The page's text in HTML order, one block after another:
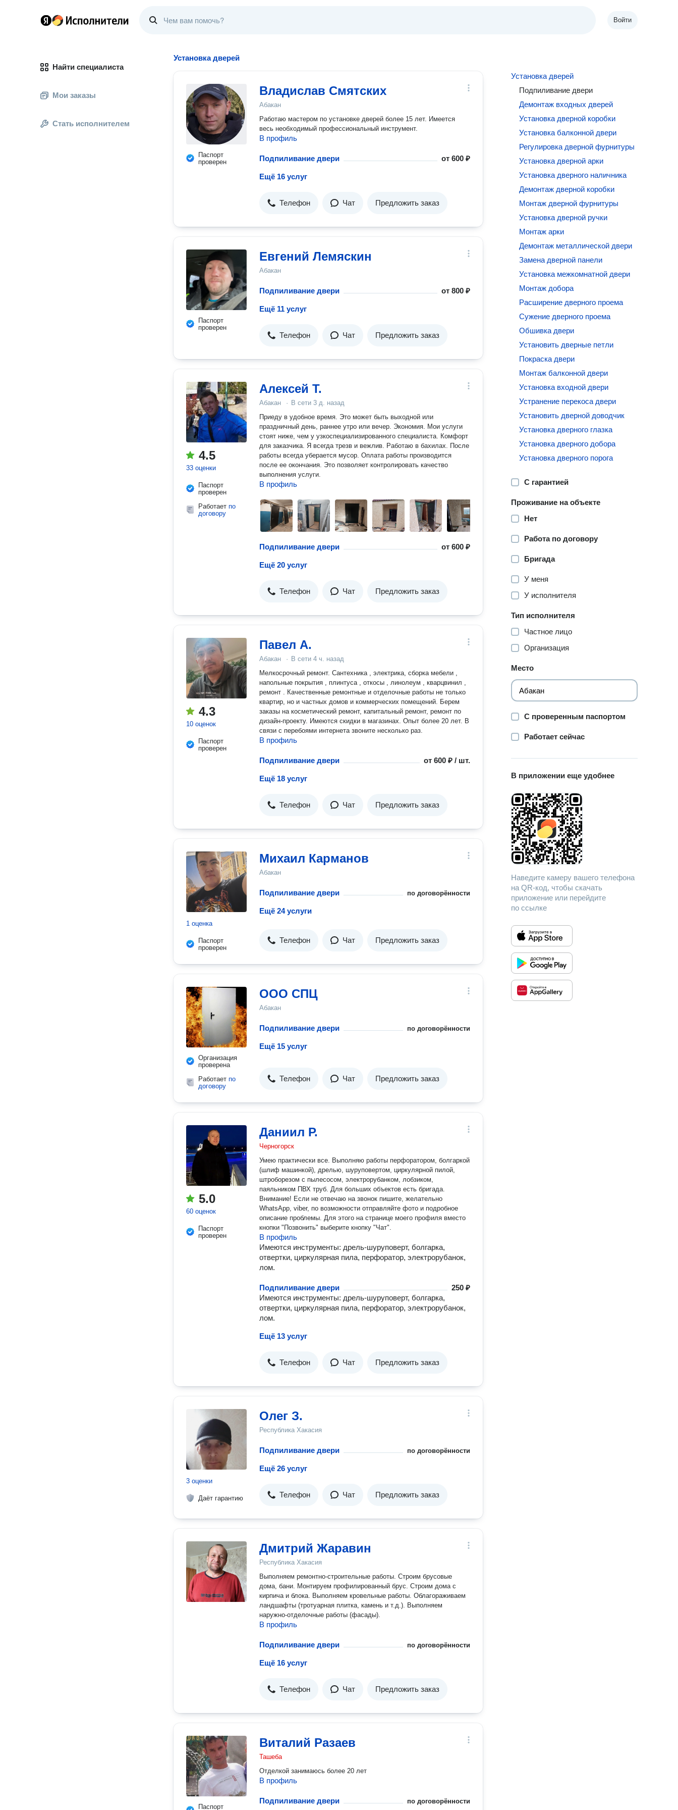
Войти
Найти специалиста
Мои заказы
Стать исполнителем
Установка дверей
Паспорт
проверен
Владислав Смятских
Абакан
Работаю мастером по установке дверей более 15 лет. Имеется
весь необходимый профессиональный инструмент.
В профиль
Подпиливание двери от600 ₽
Ещё 16 услуг
Телефон Чат Предложить заказ
Паспорт
проверен
Евгений Лемяскин
Абакан
Подпиливание двери от800 ₽
Ещё 11 услуг
Телефон Чат Предложить заказ
4.5
33 оценки
Паспорт
проверен
Работает по
договору
Алексей Т.
Абакан · В сети 3 д. назад
Приеду в удобное время. Это может быть выходной или
праздничный день, раннее утро или вечер. Экономия. Мои услуги
стоят ниже, чем у узкоспециализированного специалиста. Комфорт
для заказчика. Я всегда трезв и вежлив. Работаю в бахилах. После
работы всегда уберается мусор. Оплата работы производится
после ее окончания. Это позволяет контролировать качество
выполнения услуги.
В профиль
Подпиливание двери от600 ₽
Ещё 20 услуг
Телефон Чат Предложить заказ
4.3
10 оценок
Паспорт
проверен
Павел А.
Абакан · В сети 4 ч. назад
Мелкосрочный ремонт. Сантехника , электрика, сборка мебели ,
напольные покрытия , плинтуса , откосы , линолеум , кварцвинил ,
ремонт . Качественные ремонтные и отделочные работы не только
квартир, но и частных домов и коммерческих помещений. Берем
заказы на косметический ремонт, капитальный ремонт, ремонт по
дизайн-проекту. Имеются скидки в магазинах. Опыт более 20 лет. В
связи с перебоями интернета звоните несколько раз.
В профиль
Подпиливание двери от600 ₽ / шт.
Ещё 18 услуг
Телефон Чат Предложить заказ
1 оценка
Паспорт
проверен
Михаил Карманов
Абакан
Подпиливание двери по договорённости
Ещё 24 услуги
Телефон Чат Предложить заказ
Организация
проверена
Работает по
договору
ООО СПЦ
Абакан
Подпиливание двери по договорённости
Ещё 15 услуг
Телефон Чат Предложить заказ
5.0
60 оценок
Паспорт
проверен
Даниил Р.
Черногорск
Умею практически все. Выполняю работы перфоратором, болгаркой
(шлиф машинкой), дрелью, шуруповертом, циркулярной пилой,
штроборезом с пылесосом, электрорубанком, лобзиком,
паяльником ПВХ труб. Для больших объектов есть бригада.
Внимание! Если не отвечаю на звонок пишите, желательно
WhatsApp, viber, по возможности отправляйте фото и подробное
описание проблемы. Для этого на странице моего профиля вместо
кнопки "Позвонить" выберите кнопку "Чат".
В профиль
Имеются инструменты: дрель-шуруповерт, болгарка,
отвертки, циркулярная пила, перфоратор, электрорубанок,
лом.
Подпиливание двери
250 ₽
Имеются инструменты: дрель-шуруповерт, болгарка,
отвертки, циркулярная пила, перфоратор, электрорубанок,
лом.
Ещё 13 услуг
Телефон Чат Предложить заказ
3 оценки
Даёт гарантию
Олег З.
Республика Хакасия
Подпиливание двери по договорённости
Ещё 26 услуг
Телефон Чат Предложить заказ
Дмитрий Жаравин
Республика Хакасия
Выполняем ремонтно-строительные работы. Строим брусовые
дома, бани. Монтируем профилированный брус. Строим дома с
кирпича и блока. Выполняем кровельные работы. Облагораживаем
ландшафты (тротуарная плитка, камень и т.д.). Выполняем
наружно-отделочные работы (фасады).
В профиль
Подпиливание двери по договорённости
Ещё 16 услуг
Телефон Чат Предложить заказ
Паспорт
Виталий Разаев
Ташеба
Отделкой занимаюсь более 20 лет
В профиль
Подпиливание двери по договорённости
Установка дверей
Подпиливание двери
Демонтаж входных дверей
Установка дверной коробки
Установка балконной двери
Регулировка дверной фурнитуры
Установка дверной арки
Установка дверного наличника
Демонтаж дверной коробки
Монтаж дверной фурнитуры
Установка дверной ручки
Монтаж арки
Демонтаж металлической двери
Замена дверной панели
Установка межкомнатной двери
Монтаж добора
Расширение дверного проема
Сужение дверного проема
Обшивка двери
Установить дверные петли
Покраска двери
Монтаж балконной двери
Установка входной двери
Устранение перекоса двери
Установить дверной доводчик
Установка дверного глазка
Установка дверного добора
Установка дверного порога
С гарантией
Проживание на объекте
Нет
Работа по договору
Бригада
У меня
У исполнителя
Тип исполнителя
Частное лицо
Организация
Место
С проверенным паспортом
Работает сейчас
В приложении еще удобнее
Наведите камеру вашего телефона
на QR-код, чтобы скачать
приложение или перейдите
по ссылке